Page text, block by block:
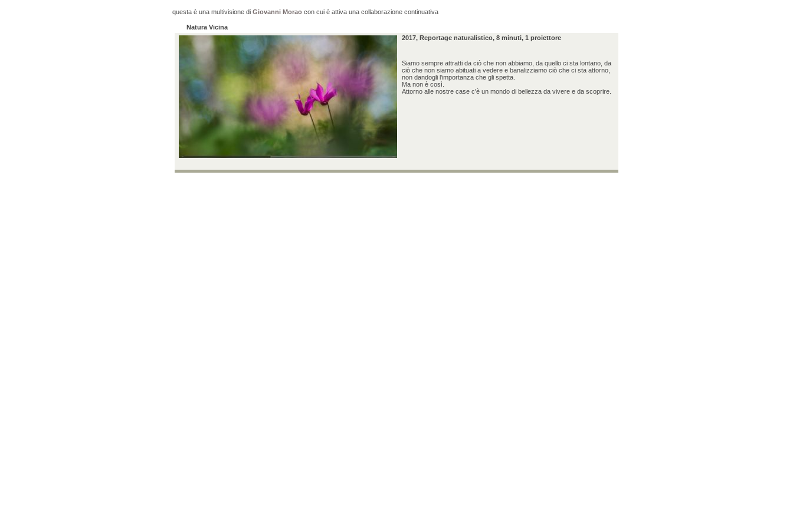
questa è una multivisione di Giovanni Morao con cui è attiva una collaborazione continuativa
Natura Vicina
2017, Reportage naturalistico, 8 minuti, 1 proiettore
Siamo sempre attratti da ciò che non abbiamo, da quello ci sta lontano, da
ciò che non siamo abituati a vedere e banalizziamo ciò che ci sta attorno,
non dandogli l'importanza che gli spetta.
Ma non è così.
Attorno alle nostre case c'è un mondo di bellezza da vivere e da scoprire.